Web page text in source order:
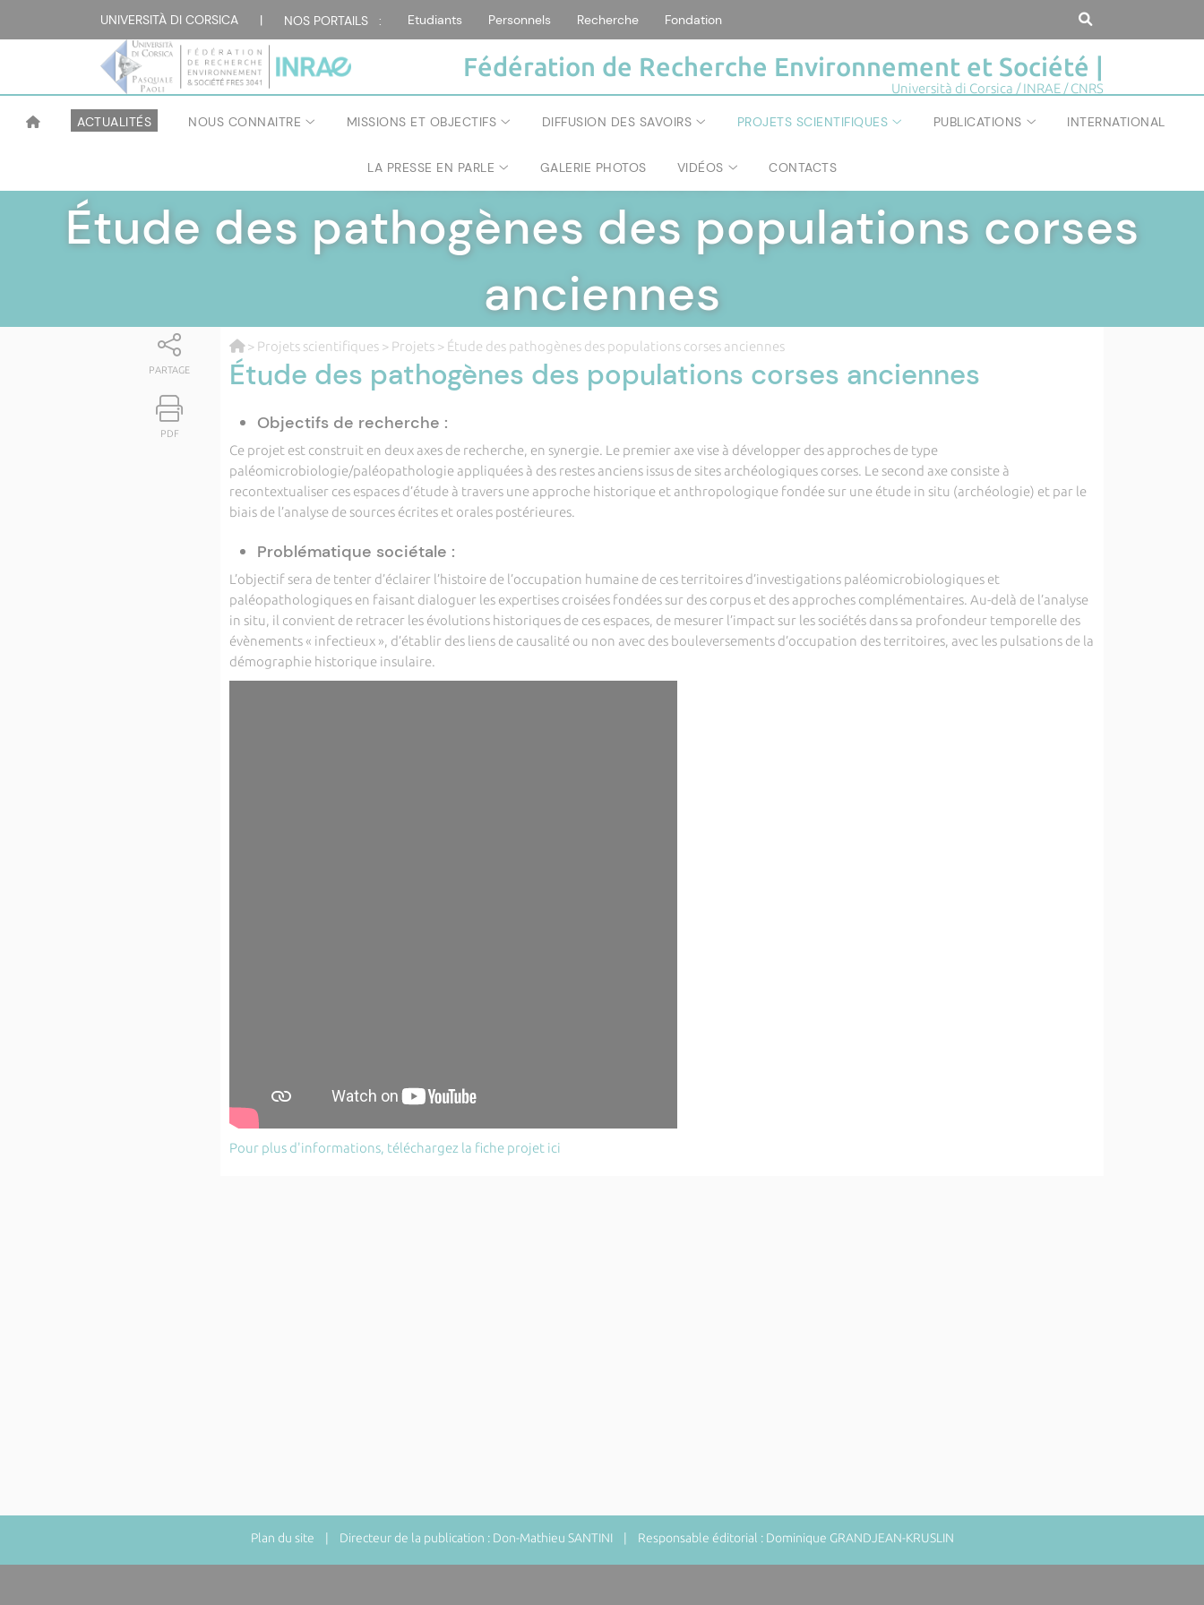
UNIVERSITÀ DI CORSICA | NOS PORTAILS : Etudiants Personnels Recherche Fondation
Fédération de Recherche Environnement et Société |
Università di Corsica / INRAE / CNRS
ACTUALITÉS NOUS CONNAITRE MISSIONS ET OBJECTIFS DIFFUSION DES SAVOIRS PROJETS SCIENTIFIQUES PUBLICATIONS INTERNATIONAL
LA PRESSE EN PARLE GALERIE PHOTOS VIDÉOS CONTACTS
Étude des pathogènes des populations corses
anciennes
PARTAGE
PDF
> Projets scientifiques > Projets > Étude des pathogènes des populations corses anciennes
Étude des pathogènes des populations corses anciennes
Objectifs de recherche :
Ce projet est construit en deux axes de recherche, en synergie. Le premier axe vise à développer des approches de type
paléomicrobiologie/paléopathologie appliquées à des restes anciens issus de sites archéologiques corses. Le second axe consiste à
recontextualiser ces espaces d’étude à travers une approche historique et anthropologique fondée sur une étude in situ (archéologie) et par le
biais de l’analyse de sources écrites et orales postérieures.
Problématique sociétale :
L’objectif sera de tenter d’éclairer l’histoire de l’occupation humaine de ces territoires d’investigations paléomicrobiologiques et
paléopathologiques en faisant dialoguer les expertises croisées fondées sur des corpus et des approches complémentaires. Au-delà de l’analyse
in situ, il convient de retracer les évolutions historiques de ces espaces, de mesurer l’impact sur les sociétés dans sa profondeur temporelle des
évènements « infectieux », d’établir des liens de causalité ou non avec des bouleversements d’occupation des territoires, avec les pulsations de la
démographie historique insulaire.
Pour plus d'informations, téléchargez la fiche projet ici
Plan du site | Directeur de la publication : Don-Mathieu SANTINI | Responsable éditorial : Dominique GRANDJEAN-KRUSLIN